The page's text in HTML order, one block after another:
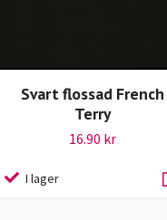
Svart flossad French
Terry
16.90 kr
I lager